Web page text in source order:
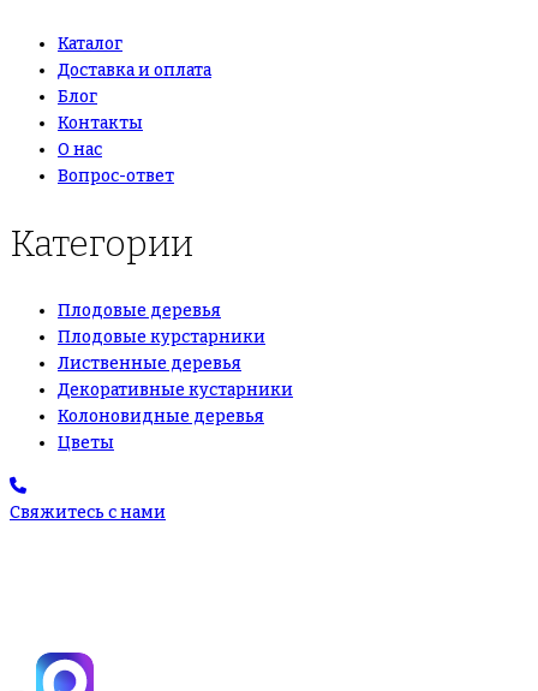
Каталог
Доставка и оплата
Блог
Контакты
О нас
Вопрос-ответ
Категории
Плодовые деревья
Плодовые курстарники
Лиственные деревья
Декоративные кустарники
Колоновидные деревья
Цветы
Свяжитесь с нами